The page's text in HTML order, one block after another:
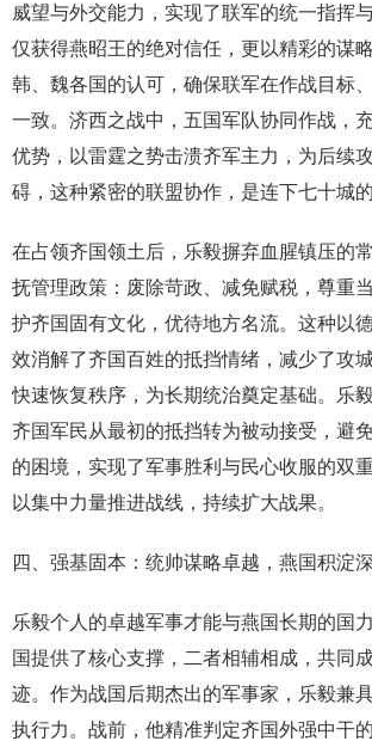
威望与外交能力，实现了联军的统一指挥
仅获得燕昭王的绝对信任，更以精彩的谋
韩、魏各国的认可，确保联军在作战目标
一致。济西之战中，五国军队协同作战，
优势，以雷霆之势击溃齐军主力，为后续
碍，这种紧密的联盟协作，是连下七十城的
在占领齐国领土后，乐毅摒弃血腥镇压的
抚管理政策：废除苛政、减免赋税，尊重
护齐国固有文化，优待地方名流。这种以
效消解了齐国百姓的抵挡情绪，减少了攻
快速恢复秩序，为长期统治奠定基础。乐
齐国军民从最初的抵挡转为被动接受，避
的困境，实现了军事胜利与民心收服的双
以集中力量推进战线，持续扩大战果。
四、强基固本：统帅谋略卓越，燕国积淀
乐毅个人的卓越军事才能与燕国长期的国
国提供了核心支撑，二者相辅相成，共同
迹。作为战国后期杰出的军事家，乐毅兼
执行力。战前，他精准判定齐国外强中干